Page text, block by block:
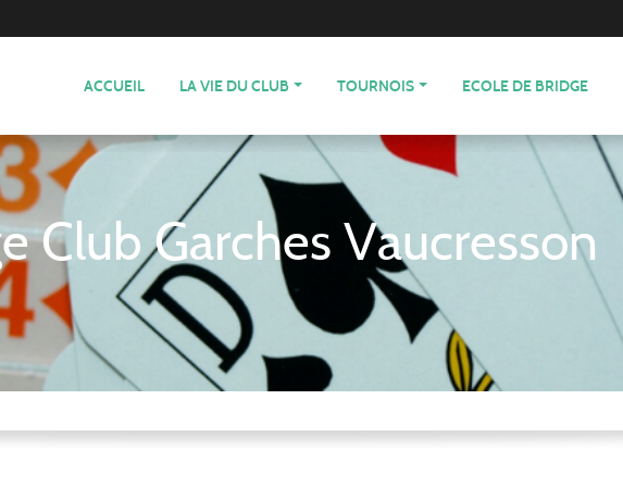
ACCUEIL LA VIE DU CLUB TOURNOIS ECOLE DE BRIDGE
Club Garches Vaucresson